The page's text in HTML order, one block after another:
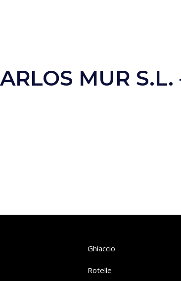
MUR S.L.
Ghiaccio
Rotelle